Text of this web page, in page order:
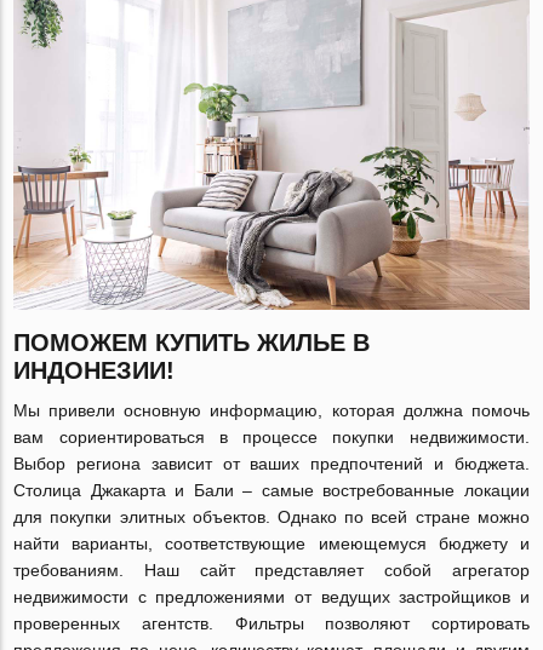
ПОМОЖЕМ КУПИТЬ ЖИЛЬЕ В
ИНДОНЕЗИИ!
Мы привели основную информацию, которая должна помочь
вам сориентироваться в процессе покупки недвижимости.
Выбор региона зависит от ваших предпочтений и бюджета.
Столица Джакарта и Бали – самые востребованные локации
для покупки элитных объектов. Однако по всей стране можно
найти варианты, соответствующие имеющемуся бюджету и
требованиям. Наш сайт представляет собой агрегатор
недвижимости с предложениями от ведущих застройщиков и
проверенных агентств. Фильтры позволяют сортировать